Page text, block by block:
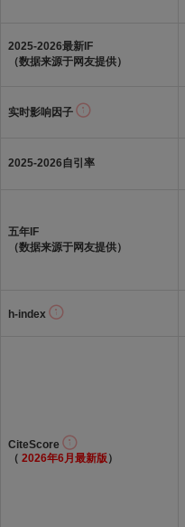
2025-2026最新IF
（数据来源于网友提供）
实时影响因子
2025-2026自引率
五年IF
（数据来源于网友提供）
h-index
CiteScore
（ 2026年6月最新版 ）